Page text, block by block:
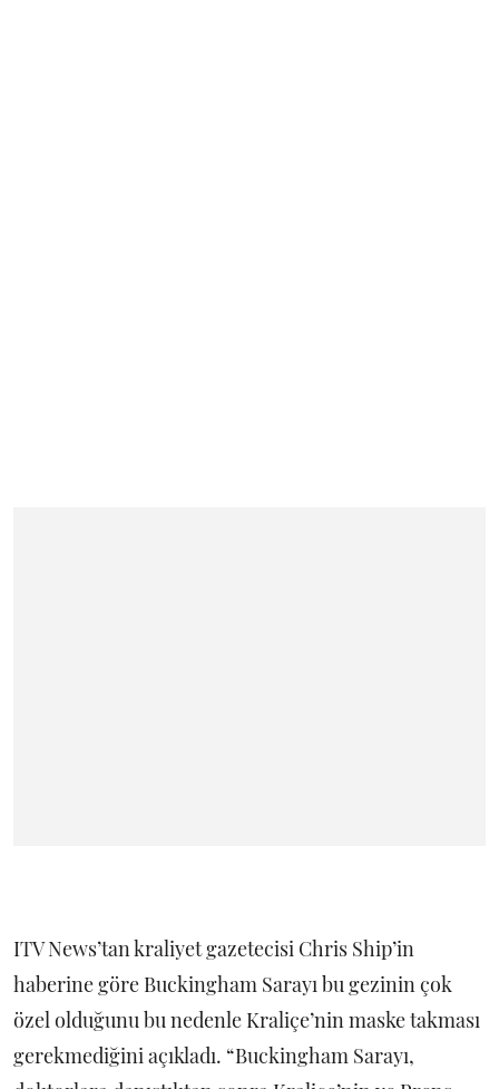
ITV News’tan kraliyet gazetecisi Chris Ship’in
haberine göre Buckingham Sarayı bu gezinin çok
özel olduğunu bu nedenle Kraliçe’nin maske takması
gerekmediğini açıkladı. “Buckingham Sarayı,